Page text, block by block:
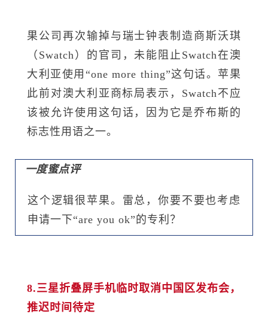
果公司再次输掉与瑞士钟表制造商斯沃琪
（Swatch）的官司，未能阻止Swatch在澳
大利亚使用“one more thing”这句话。苹果
此前对澳大利亚商标局表示，Swatch不应
该被允许使用这句话，因为它是乔布斯的
标志性用语之一。
一度蜜点评
这个逻辑很苹果。雷总，你要不要也考虑
申请一下“are you ok”的专利？
8.三星折叠屏手机临时取消中国区发布会，
推迟时间待定